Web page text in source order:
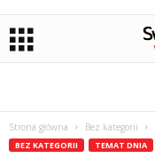
Strona główna Bez kategorii
BEZ KATEGORII TEMAT DNIA